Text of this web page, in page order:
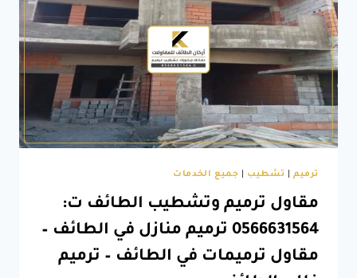
ترميم| تشطيب جميع الخدمات
مقاول ترميم وتشطيب الطائف ت:
0566631564 ترميم منازل في الطائف –
مقاول ترميمات في الطائف – ترميم